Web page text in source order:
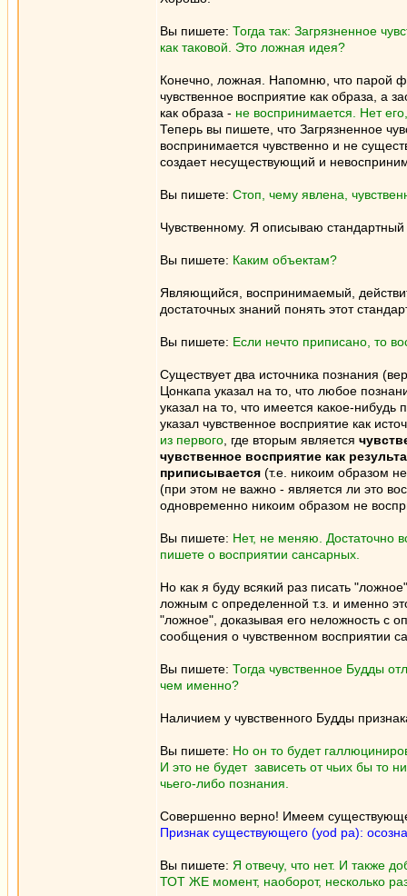
Вы пишете: Тогда так: Загрязненное
как таковой. Это ложная идея?
Конечно, ложная. Напомню, что парой
чувственное восприятие как образа, а
как образа - не воспринимается. Нет
Теперь вы пишете, что Загрязненное
воспринимается чувственно и не
создает несуществующий и
Вы пишете: Стоп, чему явлена,
Чувственному. Я описываю стандартный
Вы пишете: Каким объектам?
Являющийся, воспринимаемый,
достаточных знаний понять этот
Вы пишете: Если нечто приписано, то
Существует два источника познания
Цонкапа указал на то, что любое
указал на то, что имеется какое-
указал чувственное восприятие как
из первого , где вторым является
чувственное восприятие как
приписывается (т.е. никоим образом
(при этом не важно - является ли это
одновременно никоим образом не
Вы пишете: Нет, не меняю. Достаточно
пишете о восприятии сансарных.
Но как я буду всякий раз писать
ложным с определенной т.з. и именно
"ложное", доказывая его неложность с
сообщения о чувственном восприятии
Вы пишете: Тогда чувственное Будды
чем именно?
Наличием у чувственного Будды
Вы пишете: Но он то будет
И это не будет зависеть от чьих бы то
чьего-либо познания.
Совершенно верно! Имеем
Признак существующего (yod pa):
Вы пишете: Я отвечу, что нет. И также
ТОТ ЖЕ момент, наоборот, несколько